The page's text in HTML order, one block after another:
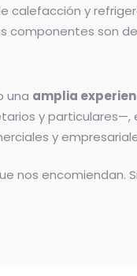
calefacción y
componentes son
una amplia
y particulares—,
y
nos encomiendan.